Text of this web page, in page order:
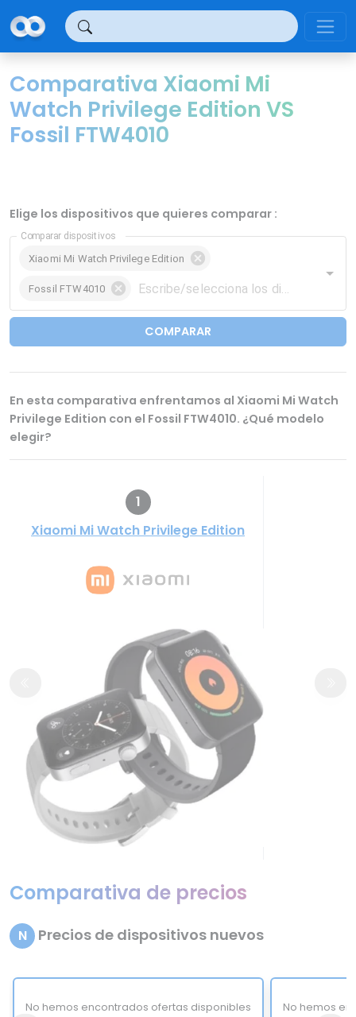
Comparativa Xiaomi Mi
Watch Privilege Edition VS
Fossil FTW4010
Elige los dispositivos que quieres comparar :
Comparar dispositivos
Xiaomi Mi Watch Privilege Edition
Fossil FTW4010
COMPARAR
En esta comparativa enfrentamos al Xiaomi Mi Watch
Privilege Edition con el Fossil FTW4010. ¿Qué modelo
elegir?
1
Xiaomi Mi Watch Privilege Edition
Comparativa de precios
N Precios de dispositivos nuevos
No hemos encontrados ofertas disponibles No hemos
Panel de gestión de cookies